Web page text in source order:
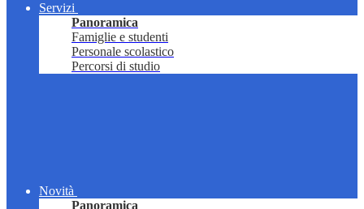
Servizi
Panoramica
Famiglie e studenti
Personale scolastico
Percorsi di studio
Novità
Panoramica